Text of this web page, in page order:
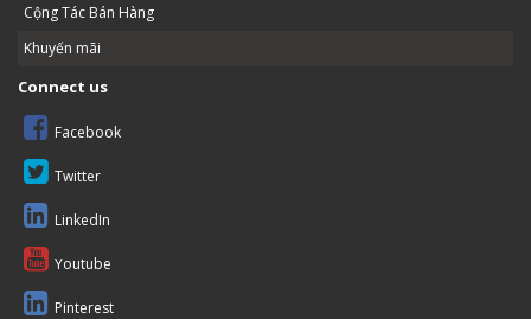
Cộng Tác Bán Hàng
Khuyến mãi
Connect us
Facebook
Twitter
LinkedIn
Youtube
Pinterest